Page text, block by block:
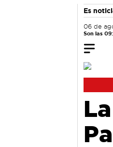
Es
06 de
Son las